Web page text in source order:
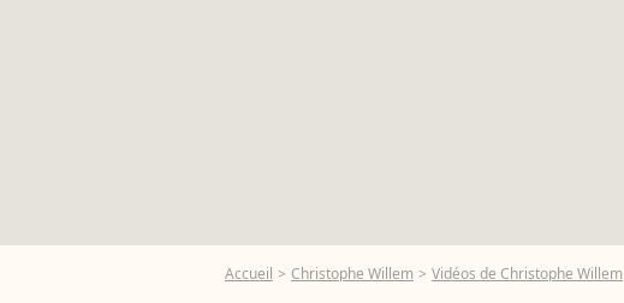
Accueil Christophe Willem Vidéos de Christophe Willem